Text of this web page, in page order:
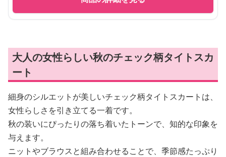
大人の女性らしい秋のチェック柄タイトスカ
ート
細身のシルエットが美しいチェック柄タイトスカートは、
女性らしさを引き立てる一着です。
秋の装いにぴったりの落ち着いたトーンで、知的な印象を
与えます。
ニットやブラウスと組み合わせることで、季節感たっぷり